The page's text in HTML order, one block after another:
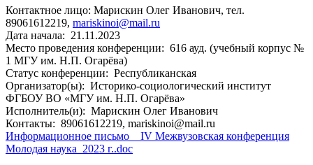
Контактное лицо: Марискин Олег Иванович, тел.
89061612219, mariskinoi@mail.ru
Дата начала: 21.11.2023
Место проведения конференции: 616 ауд. (учебный корпус №
1 МГУ им. Н.П. Огарёва)
Статус конференции: Республиканская
Организатор(ы): Историко-социологический институт
ФГБОУ ВО «МГУ им. Н.П. Огарёва»
Исполнитель(и): Марискин Олег Иванович
Контакты: 89061612219, mariskinoi@mail.ru
Информационное письмо _ IV Межвузовская конференция
Молодая наука_2023 г..doc